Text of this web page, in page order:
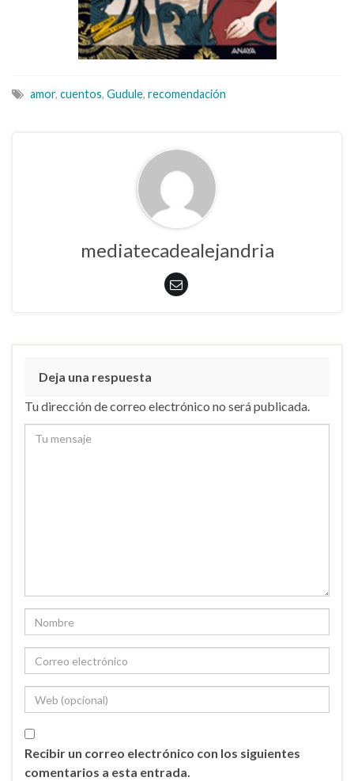
amor, cuentos, Gudule, recomendación
mediatecadealejandria
Deja una respuesta
Tu dirección de correo electrónico no será publicada.
Recibir un correo electrónico con los siguientes
comentarios a esta entrada.